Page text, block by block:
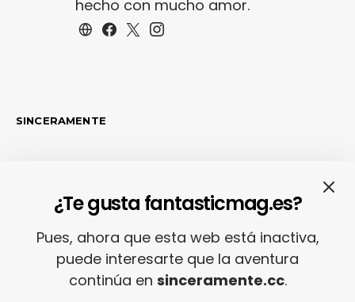
hecho con mucho amor.
SINCERAMENTE
LO MÁS RECIENTE
Adiós con el corazón
¿Te gusta fantasticmag.es?
Pues, ahora que esta web está inactiva,
puede interesarte que la aventura
continúa en sinceramente.cc.